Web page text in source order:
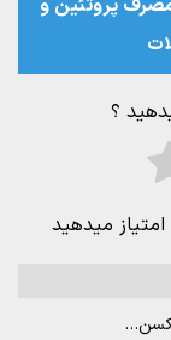
پروتئین و
؟
میدهید